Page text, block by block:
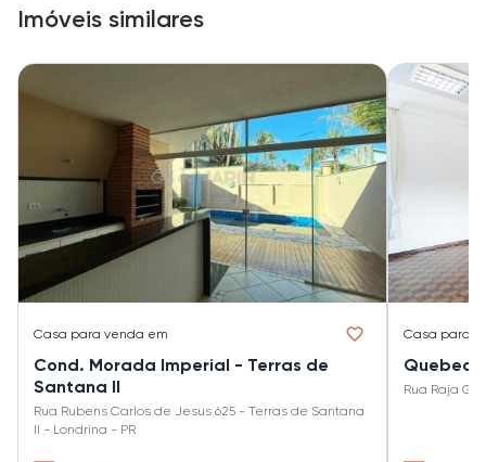
Imóveis similares
Casa para venda em
Cond. Morada Imperial - Terras de
Santana II
Rua Rubens Carlos de Jesus 625 - Terras de Santana
II - Londrina - PR
Casa para
Quebec
Rua Raja